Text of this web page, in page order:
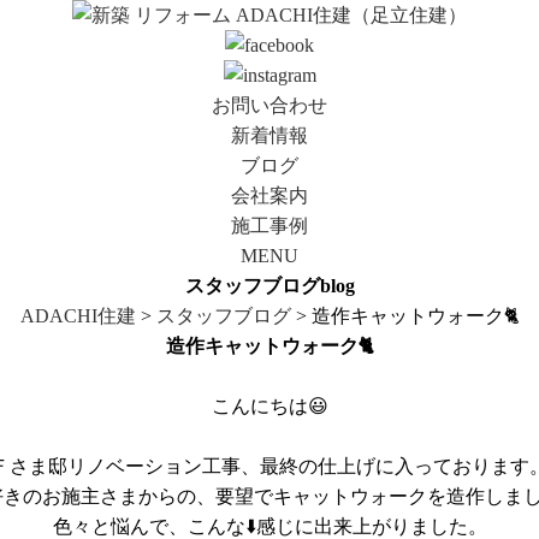
お問い合わせ
新着情報
ブログ
会社案内
施工事例
MENU
スタッフブログblog
ADACHI住建 > スタッフブログ> 造作キャットウォーク🐈
造作キャットウォーク🐈
こんにちは😃
さま邸リノベーション工事、最終の仕上げに入っております
のお施主さまからの、要望でキャットウォークを造作しま
色々と悩んで、こんな⬇️感じに出来上がりました。